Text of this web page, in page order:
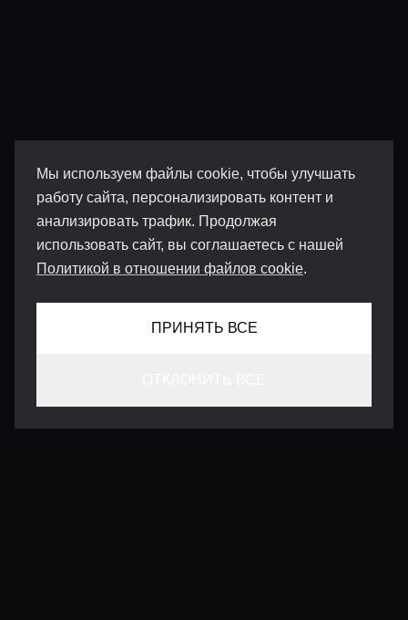
Мы используем файлы cookie, чтобы улучшать
работу сайта, персонализировать контент и
анализировать трафик. Продолжая
использовать сайт, вы соглашаетесь с нашей
Политикой в отношении файлов cookie.
ПРИНЯТЬ ВСЕ